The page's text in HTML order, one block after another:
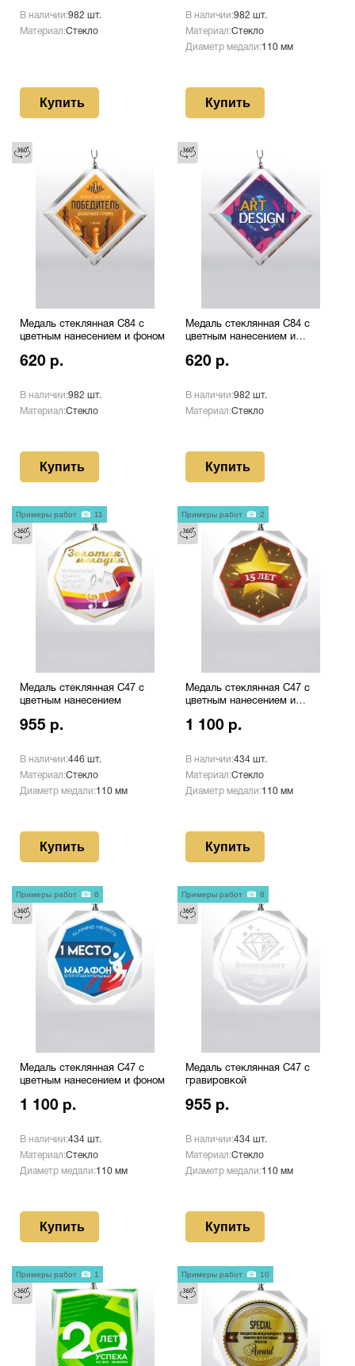
В наличии:982 шт.
Материал:Стекло
Купить
В наличии:982 шт.
Материал:Стекло
Диаметр медали:110 мм
Купить
Медаль стеклянная C84 с
цветным нанесением и фоном
620 р.
В наличии:982 шт.
Материал:Стекло
Купить
Медаль стеклянная C84 с
цветным нанесением и
620 р.
В наличии:982 шт.
Материал:Стекло
Купить
Медаль стеклянная C47 с
цветным нанесением
955 р.
В наличии:446 шт.
Материал:Стекло
Диаметр медали:110 мм
Купить
Примеры работ 11
Медаль стеклянная C47 с
цветным нанесением и
1 100 р.
В наличии:434 шт.
Материал:Стекло
Диаметр медали:110 мм
Купить
Примеры работ 2
Медаль стеклянная C47 с
цветным нанесением и фоном
1 100 р.
В наличии:434 шт.
Материал:Стекло
Диаметр медали:110 мм
Купить
Примеры работ 6
Медаль стеклянная C47 с
гравировкой
955 р.
В наличии:434 шт.
Материал:Стекло
Диаметр медали:110 мм
Купить
Примеры работ 8
Примеры работ 1 Примеры работ 10